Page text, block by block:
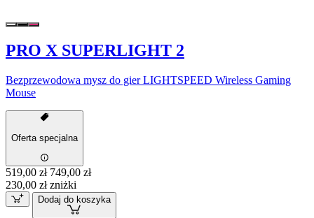
PRO X SUPERLIGHT 2
Bezprzewodowa mysz do gier LIGHTSPEED Wireless Gaming
Mouse
Oferta specjalna
519,00 zł 749,00 zł
230,00 zł zniżki
Dodaj do koszyka